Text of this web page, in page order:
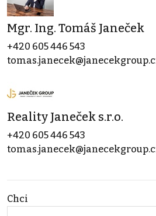
Mgr. Ing. Tomáš Janeček
+420 605 446 543
Reality Janeček s.r.o.
+420 605 446 543
Chci